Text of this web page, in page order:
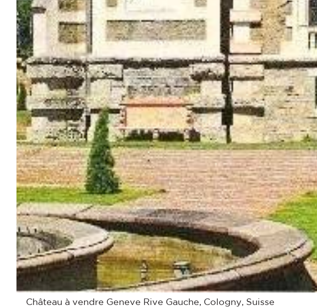
Château à vendre Geneve Rive Gauche, Cologny, Suisse